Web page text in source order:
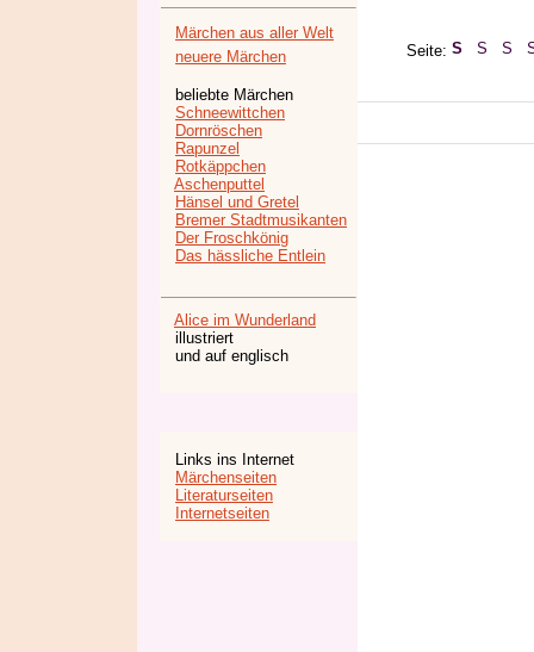
Märchen aus aller Welt
neuere Märchen
beliebte Märchen
Schneewittchen
Dornröschen
Rapunzel
Rotkäppchen
Aschenputtel
Hänsel und Gretel
Bremer Stadtmusikanten
Der Froschkönig
Das hässliche Entlein
Alice im Wunderland
illustriert
und auf englisch
Links ins Internet
Märchenseiten
Literaturseiten
Internetseiten
Seite: